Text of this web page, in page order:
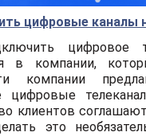
цифровые каналы
цифровое
в компании,
компании
цифровые
клиентов
это